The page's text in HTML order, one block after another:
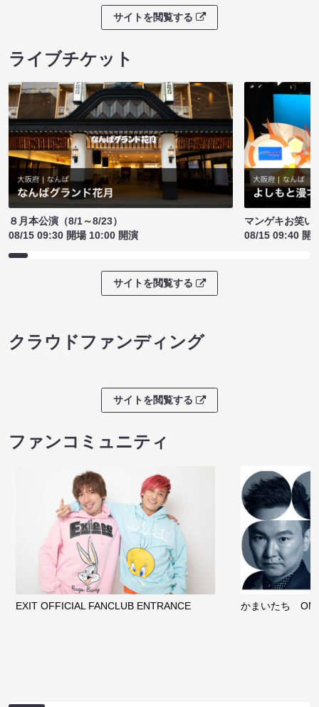
サイトを閲覧する
ライブチケット
８月本公演（8/1～8/23）
08/15 09:30 開場 10:00 開演
マンゲキお笑い
08/15 09:40 開
サイトを閲覧する
クラウドファンディング
サイトを閲覧する
ファンコミュニティ
EXIT OFFICIAL FANCLUB ENTRANCE かまいたち